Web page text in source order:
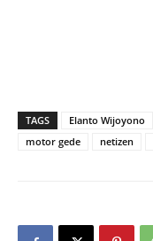
TAGS Elanto Wijoyono
motor gede
netizen